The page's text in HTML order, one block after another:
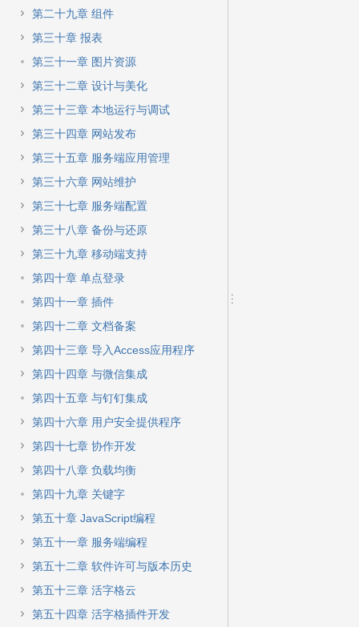
第二十九章 组件
第三十章 报表
第三十一章 图片资源
第三十二章 设计与美化
第三十三章 本地运行与调试
第三十四章 网站发布
第三十五章 服务端应用管理
第三十六章 网站维护
第三十七章 服务端配置
第三十八章 备份与还原
第三十九章 移动端支持
第四十章 单点登录
第四十一章 插件
第四十二章 文档备案
第四十三章 导入Access应用程序
第四十四章 与微信集成
第四十五章 与钉钉集成
第四十六章 用户安全提供程序
第四十七章 协作开发
第四十八章 负载均衡
第四十九章 关键字
第五十章 JavaScript编程
第五十一章 服务端编程
第五十二章 软件许可与版本历史
第五十三章 活字格云
第五十四章 活字格插件开发